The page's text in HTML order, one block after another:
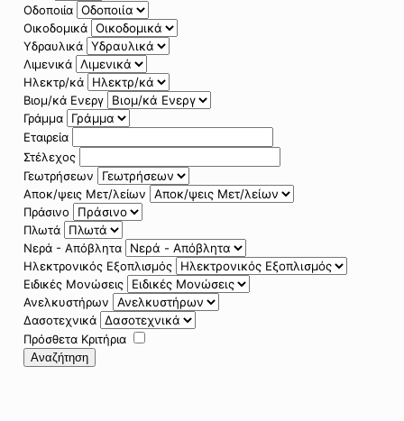
Οδοποιία
Οικοδομικά
Υδραυλικά
Λιμενικά
Ηλεκτρ/κά
Βιομ/κά Ενεργ
Γράμμα
Εταιρεία
Στέλεχος
Γεωτρήσεων
Αποκ/ψεις Μετ/λείων
Πράσινο
Πλωτά
Νερά - Απόβλητα
Ηλεκτρονικός Εξοπλισμός
Ειδικές Μονώσεις
Ανελκυστήρων
Δασοτεχνικά
Πρόσθετα Κριτήρια
Αναζήτηση